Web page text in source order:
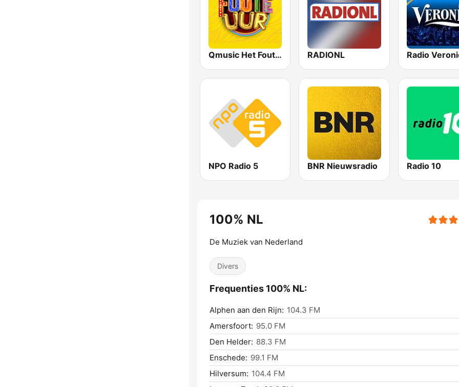
Qmusic Het Foute Uur RADIONL Radio
NPO Radio 5 BNR Nieuwsradio Radio 10
100% NL
De Muziek van Nederland
Divers
Frequenties 100% NL:
Alphen aan den Rijn: 104.3 FM
Amersfoort: 95.0 FM
Den Helder: 88.3 FM
Enschede: 99.1 FM
Hilversum: 104.4 FM